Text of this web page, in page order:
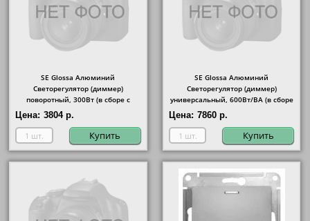
SE Glossa Алюминий
Светорегулятор (диммер)
поворотный, 300Вт (в сборе с
Цена: 3804 р.
Купить
SE Glossa Алюминий
Светорегулятор (диммер)
универсальный, 600Вт/ВА (в сборе
с рамкой)
Цена: 7860 р.
Купить